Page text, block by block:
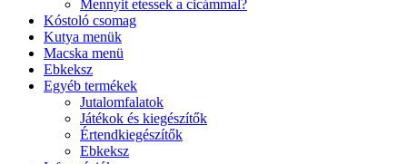
Mennyit etessek a cicámmal?
Kóstoló csomag
Kutya menük
Macska menü
Ebkeksz
Egyéb termékek
Jutalomfalatok
Játékok és kiegészítők
Értendkiegészítők
Ebkeksz